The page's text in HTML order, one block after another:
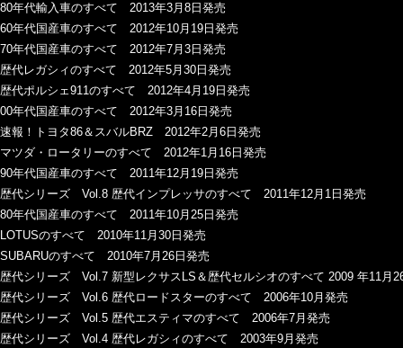
80年代輸入車のすべて 2013年3月8日発売
60年代国産車のすべて 2012年10月19日発売
70年代国産車のすべて 2012年7月3日発売
歴代レガシィのすべて 2012年5月30日発売
歴代ポルシェ911のすべて 2012年4月19日発売
00年代国産車のすべて 2012年3月16日発売
速報！トヨタ86＆スバルBRZ 2012年2月6日発売
マツダ・ロータリーのすべて 2012年1月16日発売
90年代国産車のすべて 2011年12月19日発売
歴代シリーズ Vol.8 歴代インプレッサのすべて 2011年12月1日発売
80年代国産車のすべて 2011年10月25日発売
LOTUSのすべて 2010年11月30日発売
SUBARUのすべて 2010年7月26日発売
歴代シリーズ Vol.7 新型レクサスLS＆歴代セルシオのすべて 2009 年11月
歴代シリーズ Vol.6 歴代ロードスターのすべて 2006年10月発売
歴代シリーズ Vol.5 歴代エスティマのすべて 2006年7月発売
歴代シリーズ Vol.4 歴代レガシィのすべて 2003年9月発売